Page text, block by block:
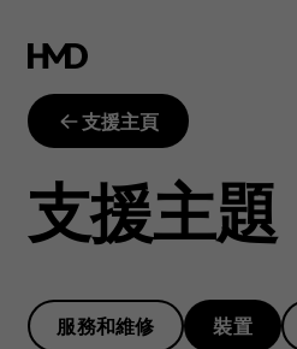
KaiOS
系
統
的
功
支援主頁
支援主題
服務和維修 裝置